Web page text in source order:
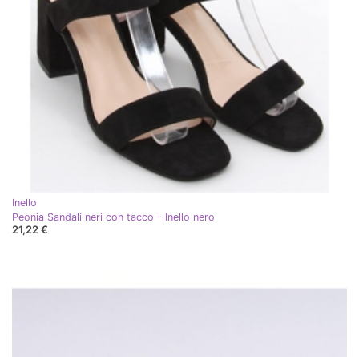
Inello
Peonia Sandali neri con tacco - Inello nero
21,22 €